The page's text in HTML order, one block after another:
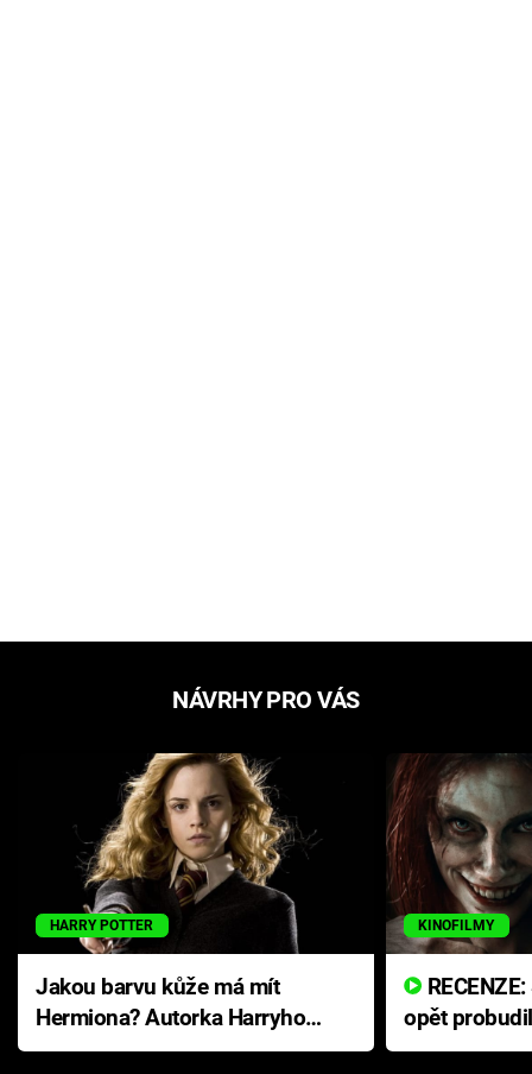
NÁVRHY PRO VÁS
HARRY POTTER
Jakou barvu kůže má mít
Hermiona? Autorka Harryho
Pottera přišla s ráznou
KINOFILMY
opět
přichází s